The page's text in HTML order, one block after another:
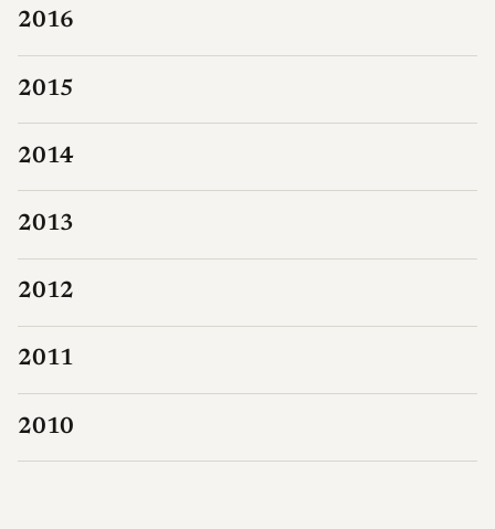
2016
2015
2014
2013
2012
2011
2010